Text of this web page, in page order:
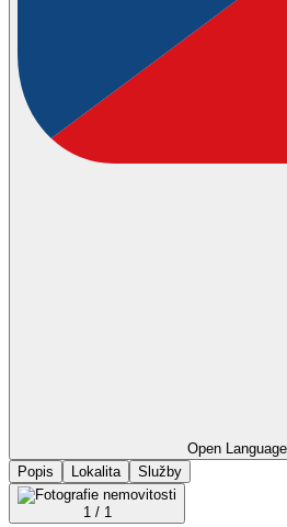
Open
Popis
Lokalita Služby
1 / 1